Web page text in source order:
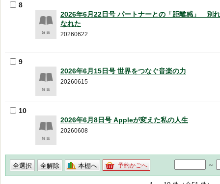
8
2026年6月22日号 パートナーとの「距離感」 別
なれた
20260622
9
2026年6月15日号 世界をつなぐ音楽の力
20260615
10
2026年6月8日号 Appleが変えた私の人生
20260608
本棚へ 予約かごへ ～